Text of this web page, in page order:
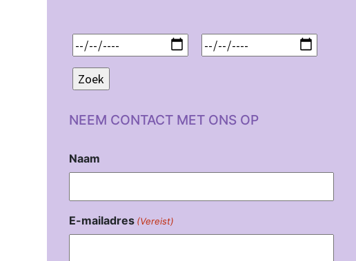
NEEM CONTACT MET ONS OP
Naam
E-mailadres (Vereist)